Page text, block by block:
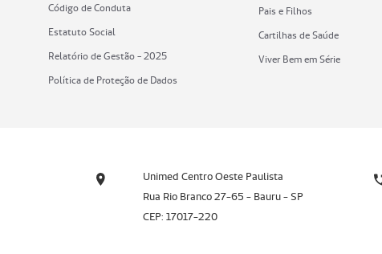
Código de Conduta
Estatuto Social
Relatório de Gestão - 2025
Política de Proteção de Dados
Pais e Filhos
Cartilhas de Saúde
Viver Bem em Série
Unimed Centro Oeste Paulista
Rua Rio Branco 27-65 - Bauru - SP
CEP: 17017-220